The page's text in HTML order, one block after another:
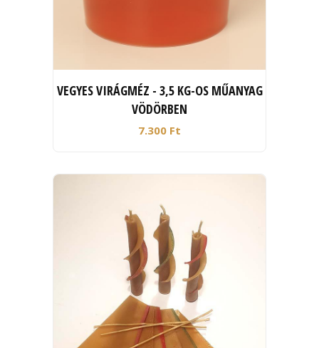
VEGYES VIRÁGMÉZ - 3,5 KG-OS MŰANYAG
VÖDÖRBEN
7.300 Ft